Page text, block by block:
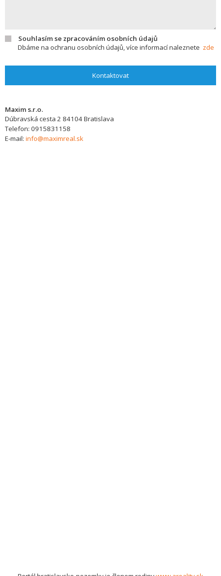
Souhlasím se zpracováním osobních údajů
Dbáme na ochranu osobních údajů, více informací naleznete zde
Kontaktovat
Maxim s.r.o.
Dúbravská cesta 2 84104Bratislava
Telefon: 0915831158
E-mail: info@maximreal.sk